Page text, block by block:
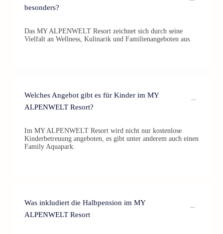
besonders?
Das MY ALPENWELT Resort zeichnet sich durch seine
Vielfalt an Wellness, Kulinarik und Familienangeboten aus.
Welches Angebot gibt es für Kinder im MY
ALPENWELT Resort?
Im MY ALPENWELT Resort wird nicht nur kostenlose
Kinderbetreuung angeboten, es gibt unter anderem auch einen
Family Aquapark.
Was inkludiert die Halbpension im MY
ALPENWELT Resort